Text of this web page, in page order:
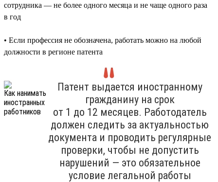
сотрудника — не более одного месяца и не чаще одного раза
в год
• Если профессия не обозначена, работать можно на любой
должности в регионе патента
Патент выдается иностранному
гражданину на срок
от 1 до 12 месяцев. Работодатель
должен следить за актуальностью
документа и проводить регулярные
проверки, чтобы не допустить
нарушений — это обязательное
условие легальной работы